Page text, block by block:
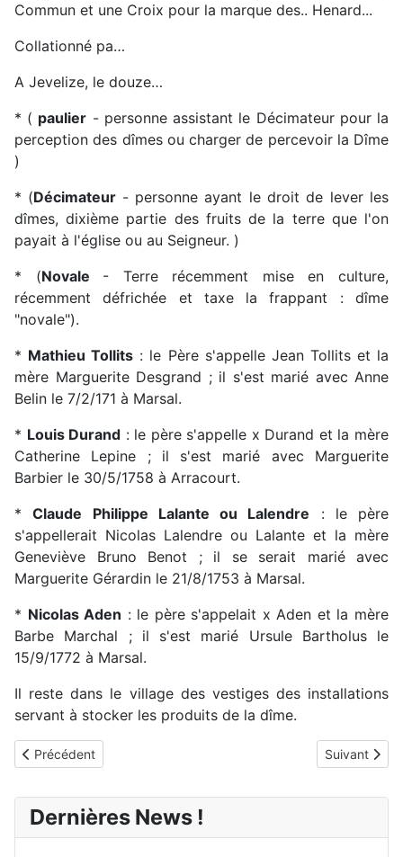
Commun et une Croix pour la marque des.. Henard...
Collationné pa…
A Jevelize, le douze…
* ( paulier - personne assistant le Décimateur pour la
perception des dîmes ou charger de percevoir la Dîme
)
* (Décimateur - personne ayant le droit de lever les
dîmes, dixième partie des fruits de la terre que l'on
payait à l'église ou au Seigneur. )
* (Novale - Terre récemment mise en culture,
récemment défrichée et taxe la frappant : dîme
"novale").
* Mathieu Tollits : le Père s'appelle Jean Tollits et la
mère Marguerite Desgrand ; il s'est marié avec Anne
Belin le 7/2/171 à Marsal.
* Louis Durand : le père s'appelle x Durand et la mère
Catherine Lepine ; il s'est marié avec Marguerite
Barbier le 30/5/1758 à Arracourt.
*Claude Philippe Lalante ou Lalendre : le père
s'appellerait Nicolas Lalendre ou Lalante et la mère
Geneviève Bruno Benot ; il se serait marié avec
Marguerite Gérardin le 21/8/1753 à Marsal.
* Nicolas Aden : le père s'appelait x Aden et la mère
Barbe Marchal ; il s'est marié Ursule Bartholus le
15/9/1772 à Marsal.
Il reste dans le village des vestiges des installations
servant à stocker les produits de la dîme.
Article précédent : Histoire du village
Précédent Article
Suivant
Dernières News !